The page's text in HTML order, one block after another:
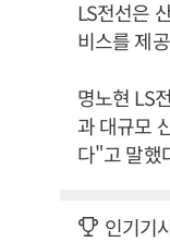
LS전선은
비스를 제
명노현 LS
과 대규모
다"고 말했
인기기